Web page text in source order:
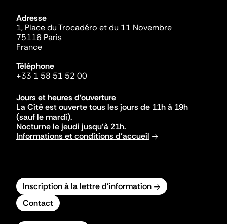
Adresse
1, Place du Trocadéro et du 11 Novembre
75116 Paris
France
Téléphone
+33 1 58 51 52 00
Jours et heures d'ouverture
La Cité est ouverte tous les jours de 11h à 19h
(sauf le mardi).
Nocturne le jeudi jusqu'à 21h.
Informations et conditions d'accueil
Inscription à la lettre d'information
Contact